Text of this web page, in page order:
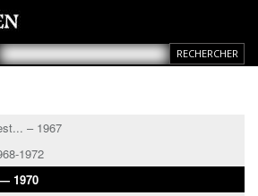
– 1967
1972
1970